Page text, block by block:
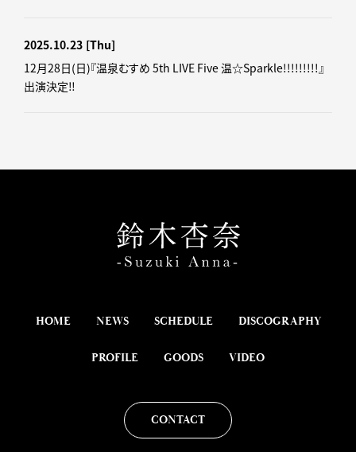
2025.10.23 [Thu]
12月28日(日)『温泉むすめ 5th LIVE Five 温☆Sparkle!!!!!!!!!』
出演決定‼
HOME NEWS SCHEDULE DISCOGRAPHY
PROFILE GOODS VIDEO
CONTACT